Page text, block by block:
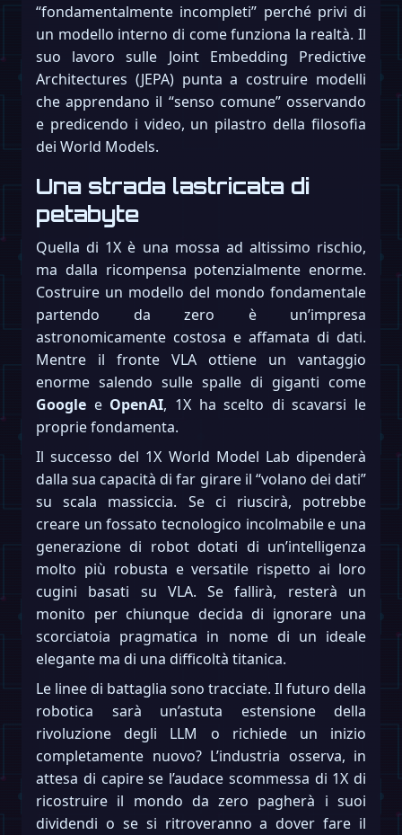
“fondamentalmente incompleti” perché privi di
un modello interno di come funziona la realtà. Il
suo lavoro sulle Joint Embedding Predictive
Architectures (JEPA) punta a costruire modelli
che apprendano il “senso comune” osservando
e predicendo i video, un pilastro della filosofia
dei World Models.
Una strada lastricata di
petabyte
Quella di 1X è una mossa ad altissimo rischio,
ma dalla ricompensa potenzialmente enorme.
Costruire un modello del mondo fondamentale
partendo da zero è un’impresa
astronomicamente costosa e affamata di dati.
Mentre il fronte VLA ottiene un vantaggio
enorme salendo sulle spalle di giganti come
Google e OpenAI, 1X ha scelto di scavarsi le
proprie fondamenta.
Il successo del 1X World Model Lab dipenderà
dalla sua capacità di far girare il “volano dei dati”
su scala massiccia. Se ci riuscirà, potrebbe
creare un fossato tecnologico incolmabile e una
generazione di robot dotati di un’intelligenza
molto più robusta e versatile rispetto ai loro
cugini basati su VLA. Se fallirà, resterà un
monito per chiunque decida di ignorare una
scorciatoia pragmatica in nome di un ideale
elegante ma di una difficoltà titanica.
Le linee di battaglia sono tracciate. Il futuro della
robotica sarà un’astuta estensione della
rivoluzione degli LLM o richiede un inizio
completamente nuovo? L’industria osserva, in
attesa di capire se l’audace scommessa di 1X di
ricostruire il mondo da zero pagherà i suoi
dividendi o se si ritroveranno a dover fare il